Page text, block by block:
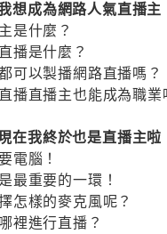
想成為網路人氣直播主
是什麼？
播是什麼？
可以製播網路直播嗎？
播直播主也能成為職業
在我終於也是直播主啦
電腦！
最重要的一環！
怎樣的麥克風呢？
裡進行直播？